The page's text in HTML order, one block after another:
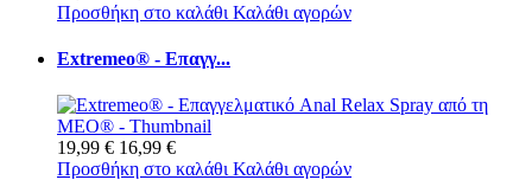
Προσθήκη στο καλάθι Καλάθι αγορών
Extremeo® - Επαγγ...
19,99 € 16,99 €
Προσθήκη στο καλάθι Καλάθι αγορών